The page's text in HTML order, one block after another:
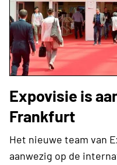
Expovisie is
Frankfurt
Het nieuwe team van
aanwezig op de